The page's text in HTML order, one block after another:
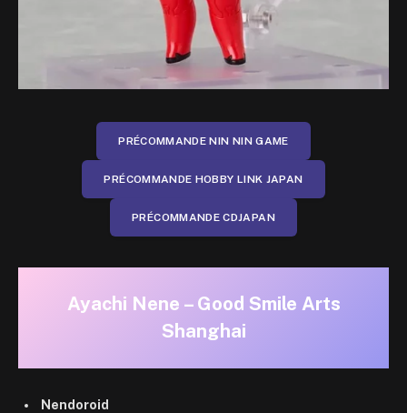
PRÉCOMMANDE NIN NIN GAME
PRÉCOMMANDE HOBBY LINK JAPAN
PRÉCOMMANDE CDJAPAN
Ayachi Nene – Good Smile Arts
Shanghai
Nendoroid